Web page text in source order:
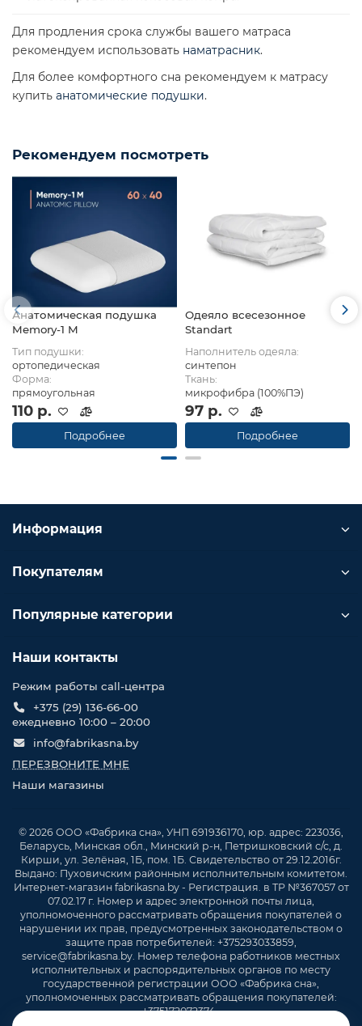
Для продления срока службы вашего матраса
рекомендуем использовать наматрасник.
Для более комфортного сна рекомендуем к матрасу
купить анатомические подушки.
Рекомендуем посмотреть
Анатомическая подушка
Memory-1 M
Тип подушки:
ортопедическая
Форма:
прямоугольная
110 р.
Подробнее
Одеяло всесезонное
Standart
Наполнитель одеяла:
синтепон
Ткань:
микрофибра (100%ПЭ)
97 р.
Подробнее
Информация
Покупателям
Популярные категории
Наши контакты
Режим работы call-центра
+375 (29) 136-66-00
ежедневно 10:00 – 20:00
info@fabrikasna.by
ПЕРЕЗВОНИТЕ МНЕ
Наши магазины
© 2026 ООО «Фабрика сна», УНП 691936170, юр. адрес: 223036,
Беларусь, Минская обл., Минский р-н, Петришковский с/с, д.
Кирши, ул. Зелёная, 1Б, пом. 1Б. Свидетельство от 29.12.2016г.
Выдано: Пуховичским районным исполнительным комитетом.
Интернет-магазин fabrikasna.by - Регистрация. в ТР №367057 от
07.02.17 г. Номер и адрес электронной почты лица,
уполномоченного рассматривать обращения покупателей о
нарушении их прав, предусмотренных законодательством о
защите прав потребителей: +375293033859,
service@fabrikasna.by. Номер телефона работников местных
исполнительных и распорядительных органов по месту
государственной регистрации ООО «Фабрика сна»,
уполномоченных рассматривать обращения покупателей:
+375172072374 .